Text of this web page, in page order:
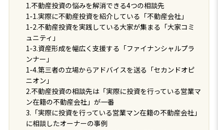
1.不動産投資の悩みを解消できる4つの相談先
1-1.実際に不動産投資を紹介している「不動産会社」
1-2.不動産投資を実践している大家が集まる「大家コミ
ュニティ」
1-3.資産形成を幅広く支援する「ファイナンシャルプラ
ンナー」
1-4.第三者の立場からアドバイスを送る「セカンドオピ
ニオン」
2.不動産投資の相談先は「実際に投資を行っている営業マ
ン在籍の不動産会社」が一番
3.「実際に投資を行っている営業マン在籍の不動産会社」
に相談したオーナーの事例